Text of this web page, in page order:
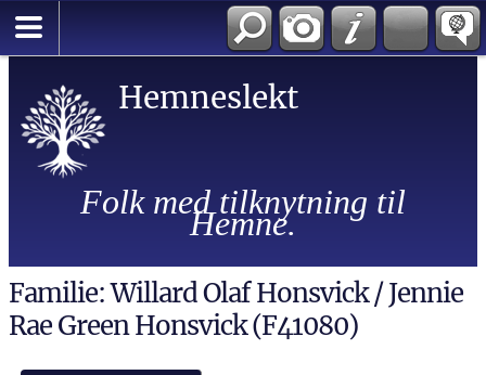
Hemneslekt
Folk med tilknytning til
Hemne.
Familie: Willard Olaf Honsvick / Jennie
Rae Green Honsvick (F41080)